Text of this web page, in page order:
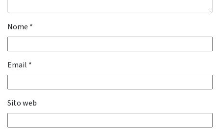
Nome *
Email *
Sito web